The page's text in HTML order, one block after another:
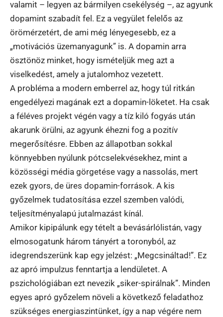
valamit – legyen az bármilyen csekélység –, az agyunk
dopamint szabadít fel. Ez a vegyület felelős az
örömérzetért, de ami még lényegesebb, ez a
„motivációs üzemanyagunk” is. A dopamin arra
ösztönöz minket, hogy ismételjük meg azt a
viselkedést, amely a jutalomhoz vezetett.
A probléma a modern emberrel az, hogy túl ritkán
engedélyezi magának ezt a dopamin-löketet. Ha csak
a féléves projekt végén vagy a tíz kiló fogyás után
akarunk örülni, az agyunk éhezni fog a pozitív
megerősítésre. Ebben az állapotban sokkal
könnyebben nyúlunk pótcselekvésekhez, mint a
közösségi média görgetése vagy a nassolás, mert
ezek gyors, de üres dopamin-források. A kis
győzelmek tudatosítása ezzel szemben valódi,
teljesítményalapú jutalmazást kínál.
Amikor kipipálunk egy tételt a bevásárlólistán, vagy
elmosogatunk három tányért a toronyból, az
idegrendszerünk kap egy jelzést: „Megcsináltad!”. Ez
az apró impulzus fenntartja a lendületet. A
pszichológiában ezt nevezik „siker-spirálnak”. Minden
egyes apró győzelem növeli a következő feladathoz
szükséges energiaszintünket, így a nap végére nem